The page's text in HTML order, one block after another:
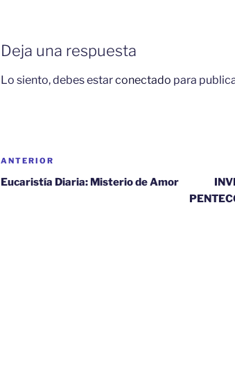
Deja una respuesta
Lo siento, debes estarconectado para
Navegación
de
Entrada
anterior:
ANTERIOR
Eucaristía Diaria: Misterio de Amor